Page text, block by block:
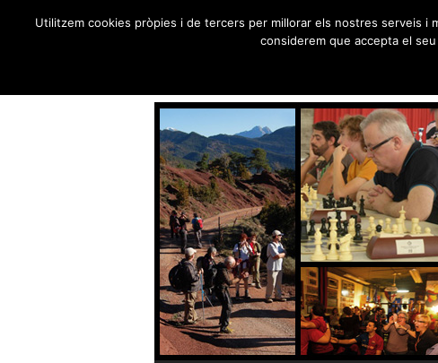
Foment
Creu de Sant Jordi 1995,
Utilitzem cookies pròpies i de tercers per millorar els nostres serveis i
considerem que accepta el